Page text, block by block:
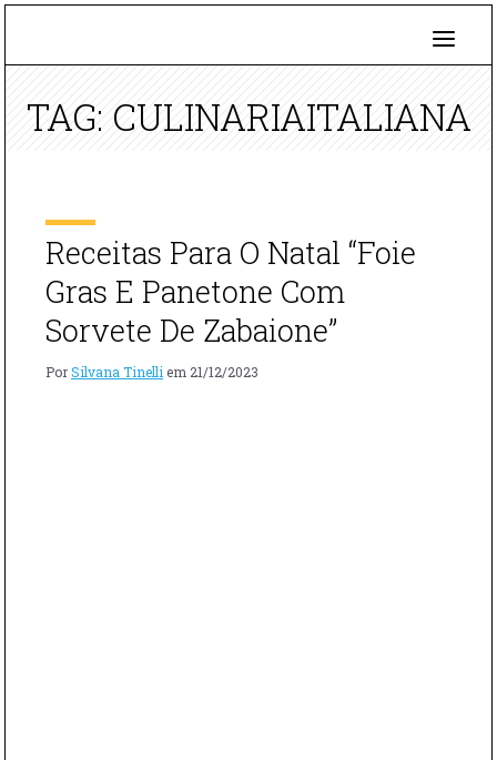
TAG: CULINARIAITALIANA
Receitas Para O Natal “Foie
Gras E Panetone Com
Sorvete De Zabaione”
PorSilvana Tinelli em 21/12/2023